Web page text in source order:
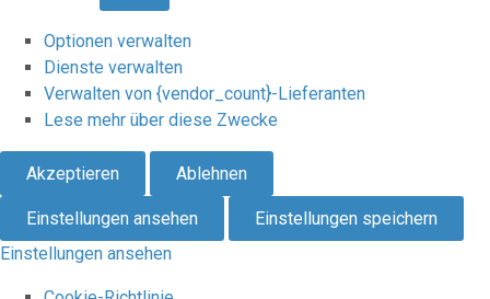
Optionen verwalten
Dienste verwalten
Verwalten von {vendor_count}-Lieferanten
Lese mehr über diese Zwecke
Akzeptieren Ablehnen
Einstellungen ansehen
Einstellungen speichern
Einstellungen ansehen